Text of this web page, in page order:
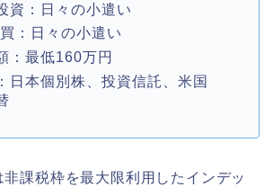
資：日々の小遣い
：日々の小遣い
：最低160万円
日本個別株、投資信託、米国
課税枠を最大限利用したインデッ